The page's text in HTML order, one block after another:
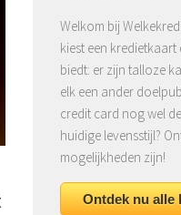
Welkom bij
kiest een
biedt: er zijn talloze
elk een ander
credit card nog wel
huidige levensstijl?
mogelijkheden zijn!
Ontdek nu alle